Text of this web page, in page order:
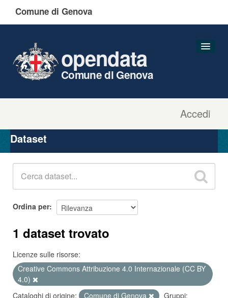
Comune di Genova
Accedi
opendata
Comune di Genova
Organizzazioni
Gruppi
Dataset
Ordina per
1 dataset trovato
Licenze sulle risorse:
Creative Commons Attribuzione 4.0 Internazionale (CC BY
4.0)
Cataloghi di origine:
Comune di Genova
Gruppi: